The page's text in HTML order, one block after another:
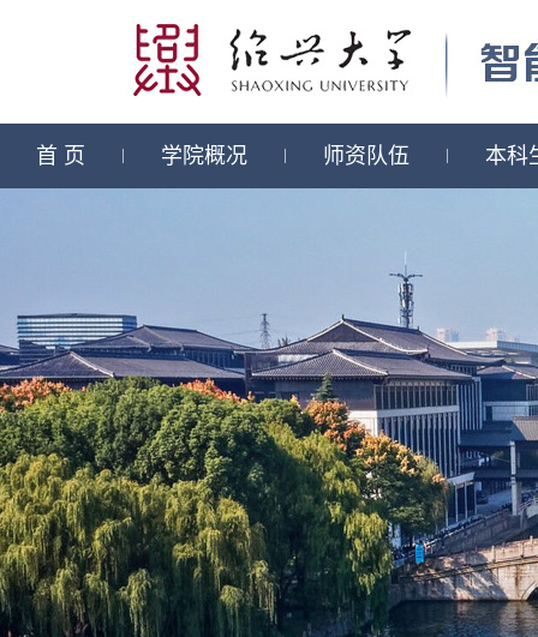
首 页 | 学院概况 | 师资队伍 | 本科